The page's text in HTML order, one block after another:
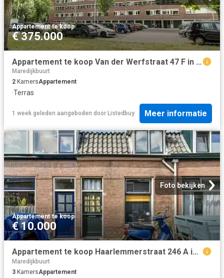
Appartement·te koop
€ 375.000
Appartement te koop Van der Werfstraat 47 F in Leiden voor € 3.
Maredijkbuurt
2 KamersAppartement
·Terras
1 week geleden aangeboden door Listedbuy Meer informatie
Foto bekijken
Appartement·te koop
€ 10.000
Appartement te koop Haarlemmerstraat 246 A in Leiden voor € 39.
Maredijkbuurt
3 KamersAppartement